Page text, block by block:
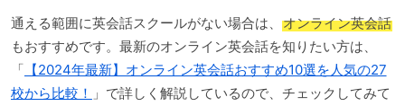
通える範囲に英会話スクールがない場合は、 オンライン英会話
もおすすめです。最新のオンライン英会話を知りたい方は、
「 【2024年最新】オンライン英会話おすすめ10選を人気の27
校から比較！ 」で詳しく解説しているので、チェックしてみて